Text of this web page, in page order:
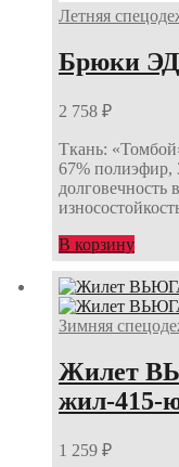
Летняя
Брюки
2 758 ₽
Ткань:
67% полиэфир,
долговечность
В корзину
Зимняя
Жилет
жил-415-
1 259 ₽